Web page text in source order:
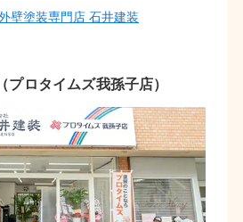
壁塗装専門店 石井建装
（プロタイムズ我孫子店）